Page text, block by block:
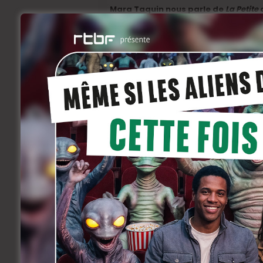
Mara Taquin nous parle de La Petite
avec Fabrice Luchini, à découvrir
cadre des We Love Cinema Days.
Share Facebook Twitter
Précedent
Une nouvelle bande-annonce
pour le nouveau Scorsese !
Related Articles
BRIFF Express: Tom Adjibi et
BRIFF